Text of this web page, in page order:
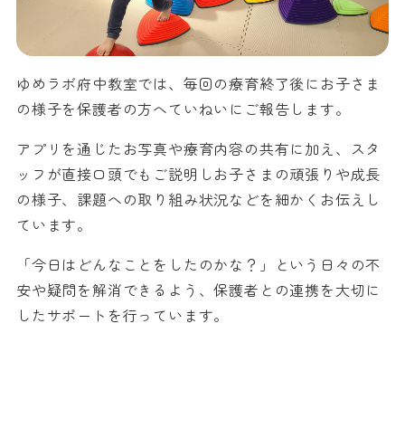
ゆめラボ府中教室では、毎回の療育終了後にお子さま
の様子を保護者の方へていねいにご報告します。
アプリを通じたお写真や療育内容の共有に加え、スタ
ッフが直接口頭でもご説明しお子さまの頑張りや成長
の様子、課題への取り組み状況などを細かくお伝えし
ています。
「今日はどんなことをしたのかな？」という日々の不
安や疑問を解消できるよう、保護者との連携を大切に
したサポートを行っています。